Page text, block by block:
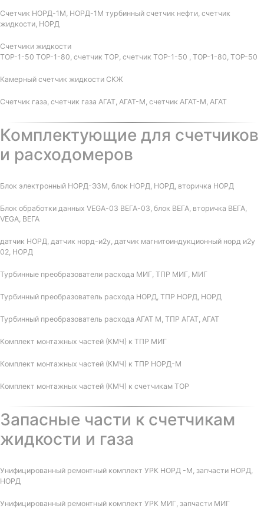
Счетчик НОРД-1М, НОРД-1М турбинный счетчик нефти, счетчик
жидкости, НОРД
Счетчики жидкости
ТОР-1-50 ТОР-1-80, счетчик ТОР, счетчик ТОР-1-50 , ТОР-1-80, ТОР-50
Камерный счетчик жидкости СКЖ
Счетчик газа, счетчик газа АГАТ, АГАТ-М, счетчик АГАТ-М, АГАТ
Комплектующие для счетчиков
и расходомеров
Блок электронный НОРД-Э3М, блок НОРД, НОРД, вторичка НОРД
Блок обработки данных VEGA-03 ВЕГА-03, блок ВЕГА, вторичка ВЕГА,
VEGA, ВЕГА
датчик НОРД, датчик норд-и2у, датчик магнитоиндукционный норд и2у
02, НОРД
Турбинные преобразователи расхода МИГ, ТПР МИГ, МИГ
Турбинный преобразователь расхода НОРД, ТПР НОРД, НОРД
Турбинный преобразователь расхода АГАТ М, ТПР АГАТ, АГАТ
Комплект монтажных частей (КМЧ) к ТПР МИГ
Комплект монтажных частей (КМЧ) к ТПР НОРД-М
Комплект монтажных частей (КМЧ) к счетчикам ТОР
Запасные части к счетчикам
жидкости и газа
Унифицированный ремонтный комплект УРК НОРД -М, запчасти НОРД,
НОРД
Унифицированный ремонтный комплект УРК МИГ, запчасти МИГ